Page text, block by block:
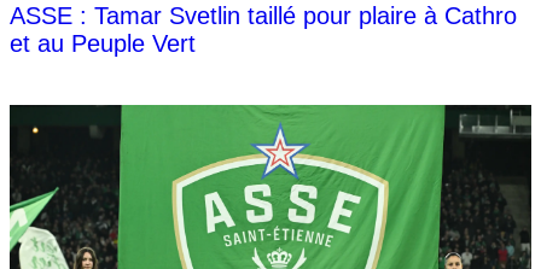
ASSE : Tamar Svetlin taillé pour plaire à Cathro
et au Peuple Vert